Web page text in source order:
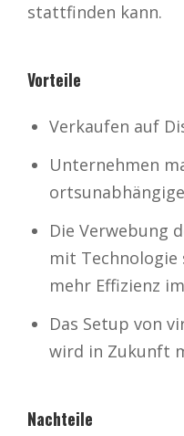
stattfinden kann.
Vorteile
Verkaufen auf
Unternehmen
Die Verwebung
mit Technologie
mehr Effizienz
Das Setup von
wird in Zukunft
Nachteile